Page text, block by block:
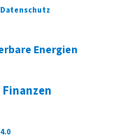
Datenschutz
Energien
Finanzen